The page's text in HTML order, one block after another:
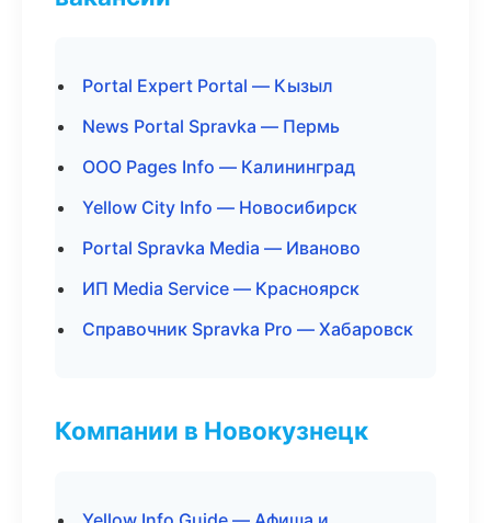
Portal Expert Portal — Кызыл
News Portal Spravka — Пермь
ООО Pages Info — Калининград
Yellow City Info — Новосибирск
Portal Spravka Media — Иваново
ИП Media Service — Красноярск
Справочник Spravka Pro — Хабаровск
Компании в Новокузнецк